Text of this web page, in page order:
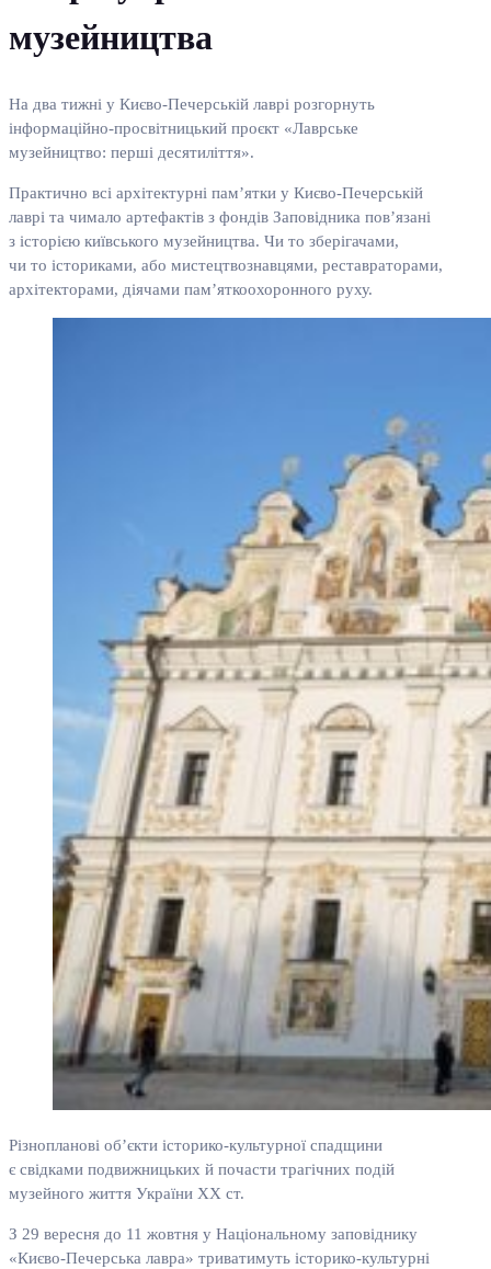
музейництва
На два тижні у Києво-Печерській лаврі розгорнуть
інформаційно-просвітницький проєкт «Лаврське
музейництво: перші десятиліття».
Практично всі архітектурні пам’ятки у Києво-Печерській
лаврі та чимало артефактів з фондів Заповідника пов’язані
з історією київського музейництва. Чи то зберігачами,
чи то істориками, або мистецтвознавцями, реставраторами,
архітекторами, діячами пам’яткоохоронного руху.
Різнопланові об’єкти історико-культурної спадщини
є свідками подвижницьких й почасти трагічних подій
музейного життя України ХХ ст.
З 29 вересня до 11 жовтня у Національному заповіднику
«Києво-Печерська лавра» триватимуть історико-культурні